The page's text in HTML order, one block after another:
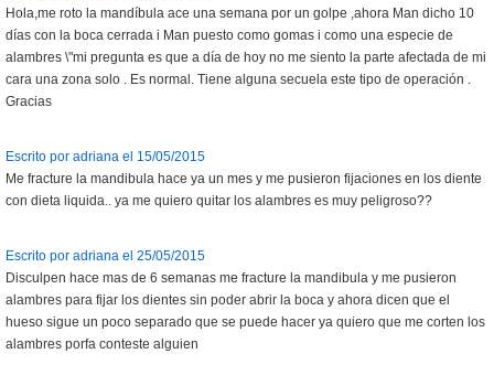
Hola,me roto la mandíbula ace una semana por un golpe ,ahora Man dicho 10
días con la boca cerrada i Man puesto como gomas i como una especie de
alambres \"mi pregunta es que a día de hoy no me siento la parte afectada de mi
cara una zona solo . Es normal. Tiene alguna secuela este tipo de operación .
Gracias
Escrito por adriana el 15/05/2015
Me fracture la mandibula hace ya un mes y me pusieron fijaciones en los diente
con dieta liquida.. ya me quiero quitar los alambres es muy peligroso??
Escrito por adriana el 25/05/2015
Disculpen hace mas de 6 semanas me fracture la mandibula y me pusieron
alambres para fijar los dientes sin poder abrir la boca y ahora dicen que el
hueso sigue un poco separado que se puede hacer ya quiero que me corten los
alambres porfa conteste alguien